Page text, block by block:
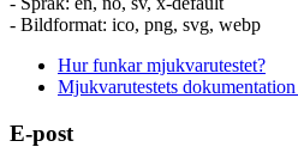
- Bildformat: ico, png, svg, webp
Hur funkar mjukvarutestet?
Mjukvarutestets
E-post